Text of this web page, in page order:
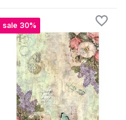
sale 30%